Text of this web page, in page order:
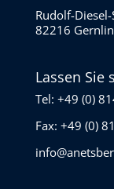
Rudolf-
82216
Lassen Sie
Tel: +49 (0)
Fax: +49 (0)